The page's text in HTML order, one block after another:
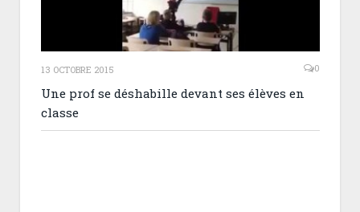
13 OCTOBRE 2015 0
Une prof se déshabille devant ses élèves en
classe